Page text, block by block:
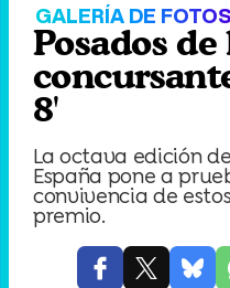
GALERÍA DE FOTOS
Posados de
8'
La octava edición
España pone a
convivencia de
premio.